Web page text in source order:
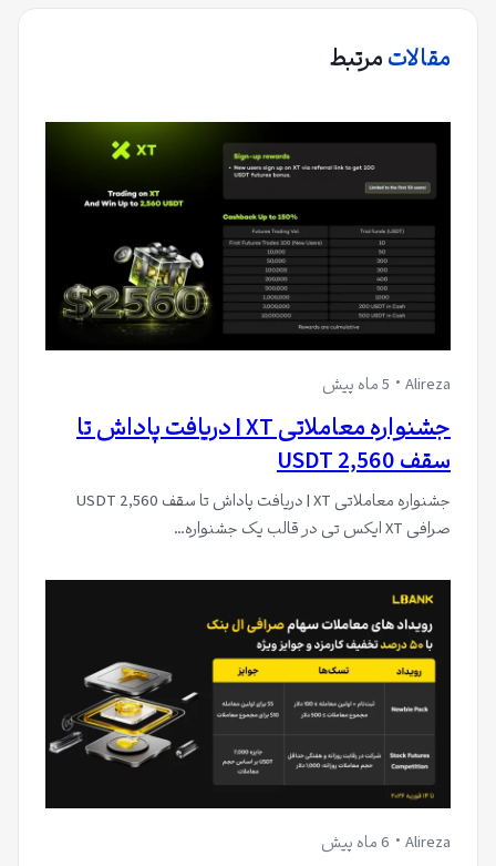
مقالاتمرتبط
Alireza 5 ماه پیش
جشنواره معاملاتی XT | دریافت پاداش تا
سقف 2,560 USDT
جشنواره معاملاتی XT | دریافت پاداش تا سقف 2,560 USDT
صرافی XT ایکس تی در قالب یک جشنواره…
Alireza 6 ماه پیش